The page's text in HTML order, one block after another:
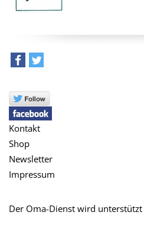
Kontakt
Shop
Newsletter
Impressum
Der Oma-Dienst wird